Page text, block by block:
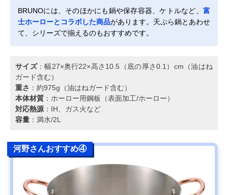
BRUNOには、そのほかにも鍋や保存容器、ケトルなど、 富
士ホーローとコラボした商品があります。天ぷら鍋とあわせ
て、シリーズで揃えるのもおすすめです。
サイズ：幅27×奥行22×高さ10.5（底の厚さ0.1）cm（油はね
ガード含む）
重さ ：約975g（油はねガード含む）
本体材質 ：ホーロー用鋼板（表面加工/ホーロー）
対応熱源 ：IH、ガス火など
容量 ：満水/2L
河野さんおすすめ④